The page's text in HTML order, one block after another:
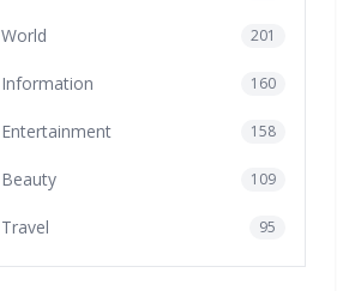
World 201
Information 160
Entertainment 158
Beauty 109
Travel 95